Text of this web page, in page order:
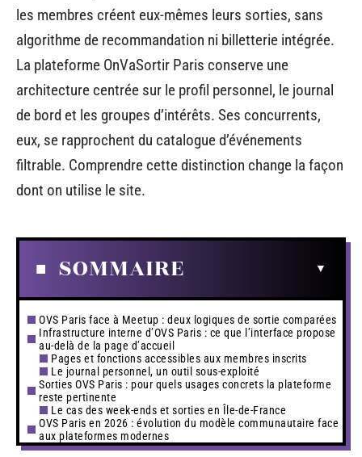
les membres créent eux-mêmes leurs sorties, sans
algorithme de recommandation ni billetterie intégrée.
La plateforme OnVaSortir Paris conserve une
architecture centrée sur le profil personnel, le journal
de bord et les groupes d’intérêts. Ses concurrents,
eux, se rapprochent du catalogue d’événements
filtrable. Comprendre cette distinction change la façon
dont on utilise le site.
SOMMAIRE
OVS Paris face à Meetup : deux logiques de sortie comparées
Infrastructure interne d’OVS Paris : ce que l’interface propose
au-delà de la page d’accueil
Pages et fonctions accessibles aux membres inscrits
Le journal personnel, un outil sous-exploité
Sorties OVS Paris : pour quels usages concrets la plateforme
reste pertinente
Le cas des week-ends et sorties en Île-de-France
OVS Paris en 2026 : évolution du modèle communautaire face
aux plateformes modernes